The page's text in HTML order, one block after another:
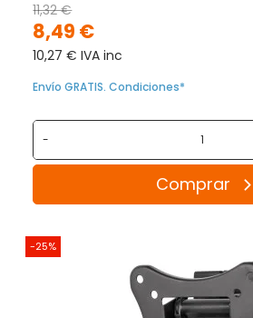
8,49 €
11,32 €
10,27 € IVA inc
Envío GRATIS. Condiciones*
-
Comprar
-25%